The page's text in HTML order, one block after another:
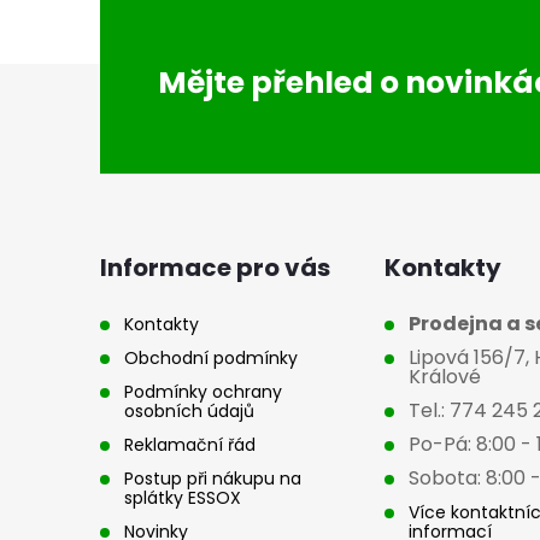
Mějte přehled o
Informace pro vás
Kontakty
Obchodní podmínky
Podmínky ochrany
osobních údajů
Reklamační řád
Postup při nákupu na
splátky ESSOX
Novinky
Kontakty
Prodejna a
Lipová 156/7,
Králové
Tel.: 774 245
Po-Pá: 8:00 -
Sobota: 8:00 -
Více
informací